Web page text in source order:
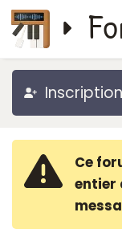
Inscription
Ce
entier